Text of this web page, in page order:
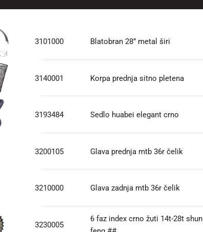
3101000 Blatobran 28” metal širi
3140001 Korpa prednja sitno pletena
3193484 Sedlo huabei elegant crno
3200105 Glava prednja mtb 36r čelik
3210000 Glava zadnja mtb 36r čelik
3230005
6 faz index crno žuti 14t-28t shun